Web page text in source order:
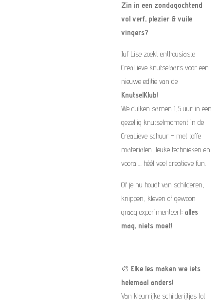
Zin in een zondagochtend
vol verf, plezier & vuile
vingers?
Juf Lise zoekt enthousiaste
CreaLieve knutselaars voor een
nieuwe editie van de
KnutselKlub!
We duiken samen 1,5 uur in een
gezellig knutselmoment in de
CreaLieve schuur – met toffe
materialen, leuke technieken en
vooral… héél veel creatieve fun.
Of je nu houdt van schilderen,
knippen, kleven of gewoon
graag experimenteert: alles
mag, niets moet!
🎨 Elke les maken we iets
helemaal anders!
Van kleurrijke schilderijtjes tot